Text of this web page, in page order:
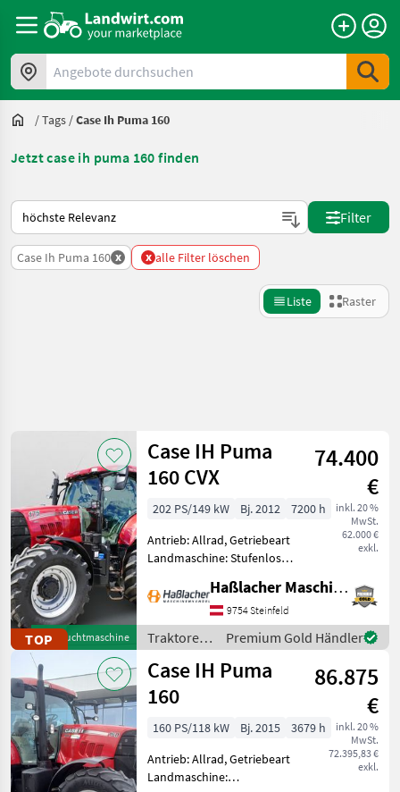
Angebote durchsuchen
/Tags /Case Ih Puma 160
Jetzt case ih puma 160 finden
So wird auf Landwirt.com sortiert
Filter
Case Ih Puma 160 x x alle Filter löschen
Liste Raster
Kategorie 2 Land Filter
AKTUELLER
PFAD
Case Ih
Puma
160
KATEGORIE
WÄHLEN
Landtechnik
Sonstiges
2
MARKTPLATZ
Marktplatz Händlerangebote Kleinanzeigen
Zurücksetzen
30
anzeigen
TOPGebrauchtmaschine
Case IH Puma
160 CVX
74.400
€
inkl. 20 %
MwSt.
62.000 €
exkl.
202 PS/149 kW Bj. 2012
7200 h
Antrieb: Allrad, Getriebeart
Landmaschine: Stufenloses
Zapfwellendrehzahl:
540/750/1000,
Höchstgeschwindigkeit in
km/h: 40 km/h, Aufladung:
T
Haßlacher Maschinenhandel
9754 Steinfeld
Traktoren
/ Case IH
Premium Gold Händler
Case IH Puma
160
86.875
€
inkl. 20 %
MwSt.
72.395,83 €
exkl.
160 PS/118 kW Bj. 2015
3679 h
Antrieb: Allrad, Getriebeart
Landmaschine: